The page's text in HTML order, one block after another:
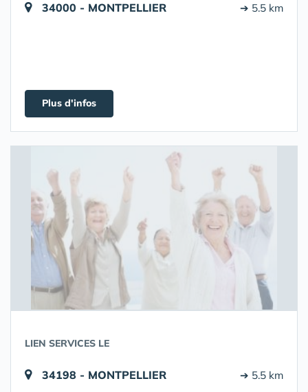
34000 - MONTPELLIER ➔ 5.5 km
Plus d'infos
LIEN SERVICES LE
34198 - MONTPELLIER ➔ 5.5 km